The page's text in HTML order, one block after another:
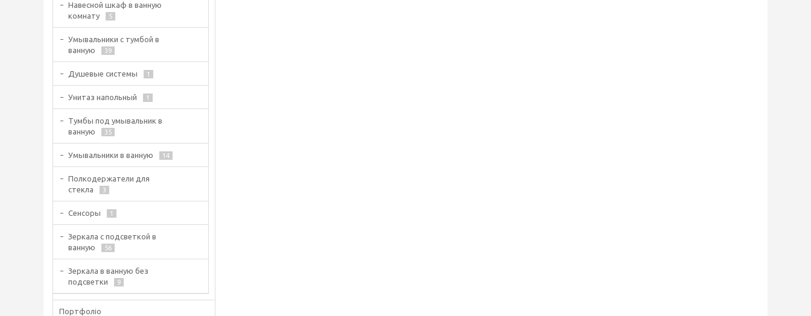
Навесной шкаф в ванную
комнату
5
Умывальники с тумбой в
ванную
39
Душевые системы 1
Унитаз напольный 1
Тумбы под умывальник в
ванную
35
Умывальники в ванную 14
Полкодержатели для
стекла
3
Сенсоры 1
Зеркала с подсветкой в
ванную
56
Зеркала в ванную без
подсветки
9
Портфоліо